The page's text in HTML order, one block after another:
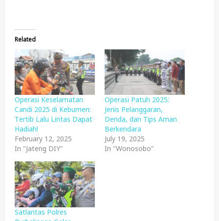
Related
Operasi Keselamatan
Candi 2025 di Kebumen:
Tertib Lalu Lintas Dapat
Hadiah!
February 12, 2025
In "Jateng DIY"
Operasi Patuh 2025:
Jenis Pelanggaran,
Denda, dan Tips Aman
Berkendara
July 19, 2025
In "Wonosobo"
Satlantas Polres